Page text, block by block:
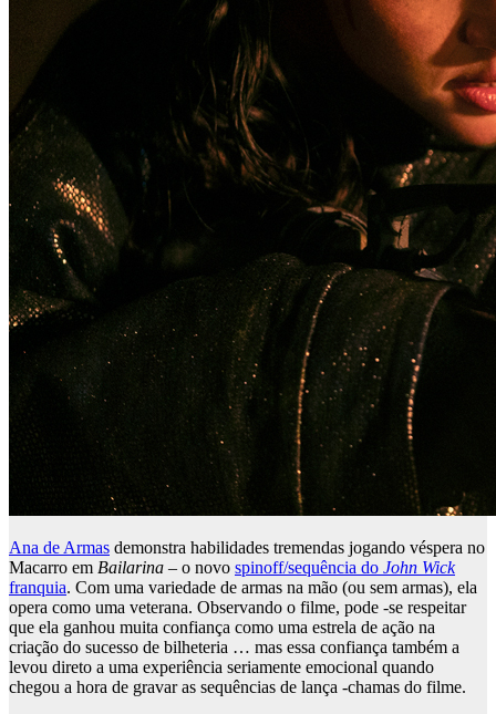
Ana de Armas demonstra habilidades tremendas jogando véspera no
Macarro em Bailarina – o novo spinoff/sequência do John Wick
franquia. Com uma variedade de armas na mão (ou sem armas), ela
opera como uma veterana. Observando o filme, pode -se respeitar
que ela ganhou muita confiança como uma estrela de ação na
criação do sucesso de bilheteria … mas essa confiança também a
levou direto a uma experiência seriamente emocional quando
chegou a hora de gravar as sequências de lança -chamas do filme.